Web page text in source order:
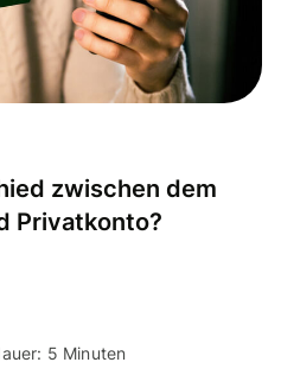
zwischen dem
Privatkonto?
5 Minuten